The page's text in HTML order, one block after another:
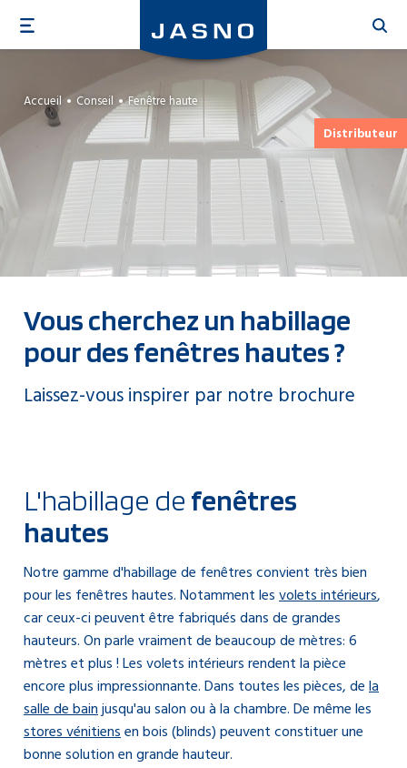
contenu
Distributeur
Accueil Conseil Fenêtre haute
Vous cherchez un habillage
pour des fenêtres hautes ?
Laissez-vous inspirer par notre brochure
L'habillage de fenêtres
hautes
Notre gamme d'habillage de fenêtres convient très bien
pour les fenêtres hautes. Notamment lesvolets intérieurs,
car ceux-ci peuvent être fabriqués dans de grandes
hauteurs. On parle vraiment de beaucoup de mètres: 6
mètres et plus ! Les volets intérieurs rendent la pièce
encore plus impressionnante. Dans toutes les pièces, dela
salle de bainjusqu'au salon ou à la chambre. De même les
stores vénitiensen bois (blinds) peuvent constituer une
bonne solution en grande hauteur.